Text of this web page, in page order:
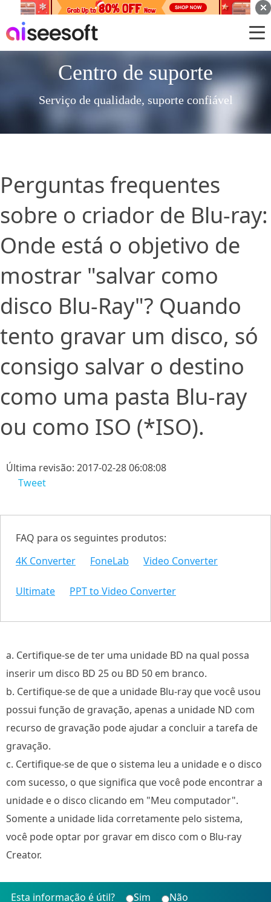
Centro de suporte
Serviço de qualidade, suporte confiável
Perguntas frequentes
sobre o criador de Blu-ray:
Onde está o objetivo de
mostrar "salvar como
disco Blu-Ray"? Quando
tento gravar um disco, só
consigo salvar o destino
como uma pasta Blu-ray
ou como ISO (*ISO).
Última revisão: 2017-02-28 06:08:08
Tweet
FAQ para os seguintes produtos:
4K Converter
FoneLab Video Converter
Ultimate PPT to Video Converter
a. Certifique-se de ter uma unidade BD na qual possa
inserir um disco BD 25 ou BD 50 em branco.
b. Certifique-se de que a unidade Blu-ray que você usou
possui função de gravação, apenas a unidade ND com
recurso de gravação pode ajudar a concluir a tarefa de
gravação.
c. Certifique-se de que o sistema leu a unidade e o disco
com sucesso, o que significa que você pode encontrar a
unidade e o disco clicando em "Meu computador".
Somente a unidade lida corretamente pelo sistema,
você pode optar por gravar em disco com o Blu-ray
Creator.
Esta informação é útil? Sim Não